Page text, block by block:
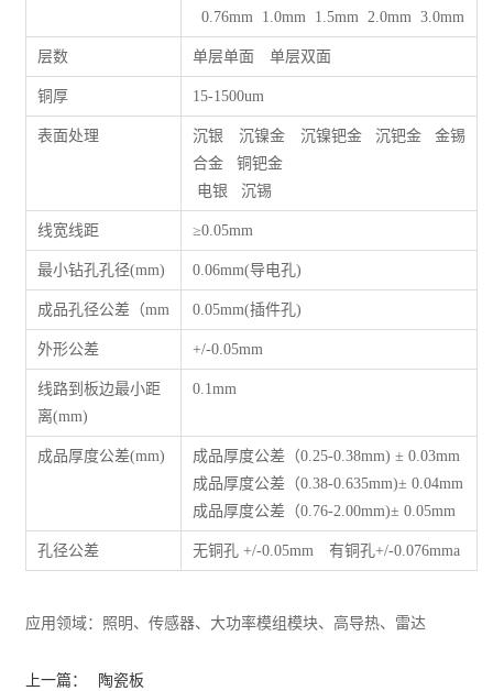
0.76mm 1.0mm 1.5mm 2.0mm 3.0mm
层数 单层单面 单层双面
铜厚 15-1500um
表面处理
沉银 沉镍金 沉镍钯金 沉钯金 金锡
合金 铜钯金
电银 沉锡
线宽线距 ≥0.05mm
最小钻孔孔径(mm) 0.06mm(导电孔)
成品孔径公差（mm 0.05mm(插件孔)
外形公差 +/-0.05mm
线路到板边最小距
离(mm)
0.1mm
成品厚度公差(mm)
成品厚度公差（0.25-0.38mm) ± 0.03mm
成品厚度公差（0.38-0.635mm)± 0.04mm
成品厚度公差（0.76-2.00mm)± 0.05mm
孔径公差 无铜孔 +/-0.05mm 有铜孔+/-0.076mma
应用领域：照明、传感器、大功率模组模块、高导热、雷达
上一篇：
陶瓷板